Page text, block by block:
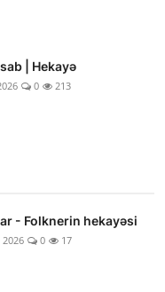
| Hekayə
0 213
- Folknerin hekayəsi
0 17